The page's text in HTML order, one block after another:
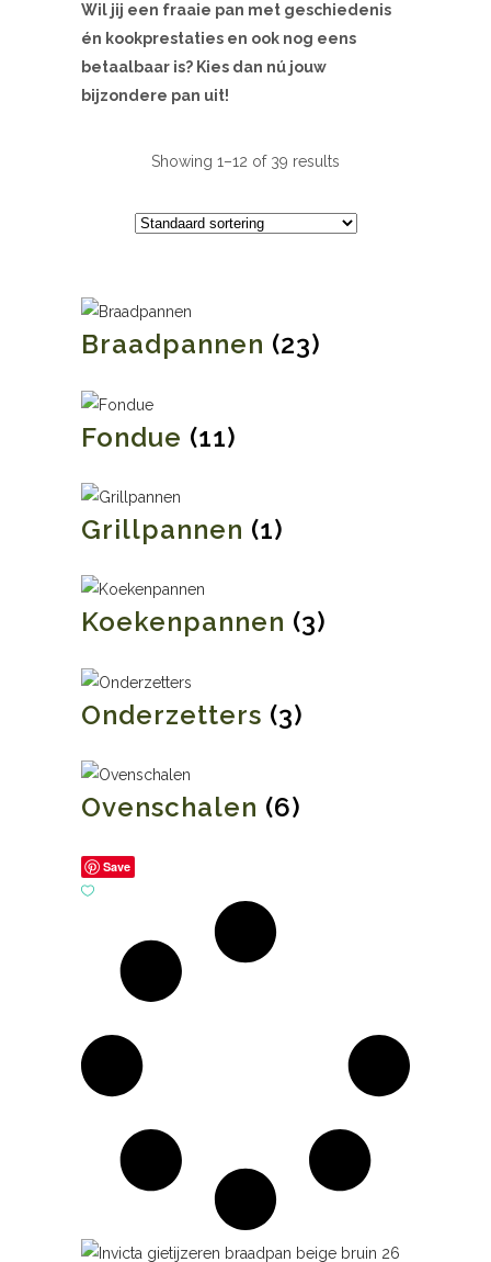
Wil jij een fraaie pan met geschiedenis
én kookprestaties en ook nog eens
betaalbaar is? Kies dan nú jouw
bijzondere pan uit!
Showing 1–12 of 39 results
Braadpannen (23)
Fondue (11)
Grillpannen (1)
Koekenpannen (3)
Onderzetters (3)
Ovenschalen (6)
Save